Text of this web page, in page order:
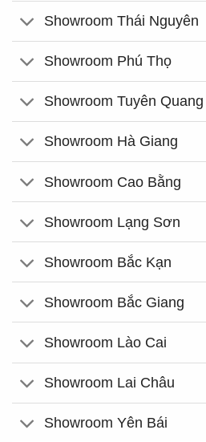
Showroom Thái Nguyên
Showroom Phú Thọ
Showroom Tuyên Quang
Showroom Hà Giang
Showroom Cao Bằng
Showroom Lạng Sơn
Showroom Bắc Kạn
Showroom Bắc Giang
Showroom Lào Cai
Showroom Lai Châu
Showroom Yên Bái